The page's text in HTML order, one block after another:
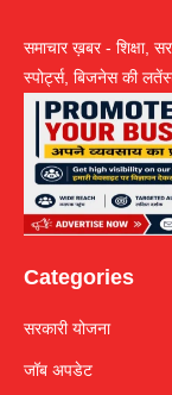
समाचार ख़बर - शिक्षा,
स्पोर्ट्स, बिजनेस की
Categories
सरकारी योजना
जॉब अपडेट